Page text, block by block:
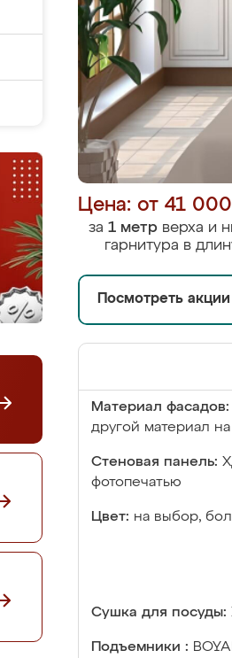
Цена: от 41
за 1 метр верха и
гарнитура в
Посмотреть
Материал фасадов:
другой материал
Стеновая панель:
фотопечатью
Цвет: на выбор,
Сушка для посуды:
Подъемники :